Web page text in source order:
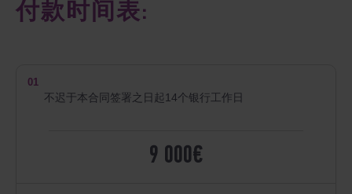
付款时间表:
01
不迟于本合同签署之日起14个银行工作日
9 000€